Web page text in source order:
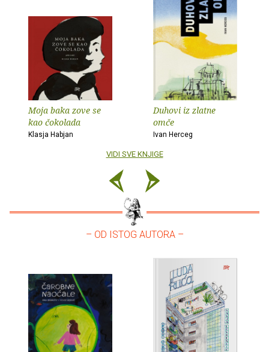
Moja baka zove se
kao čokolada
Klasja Habjan
Duhovi iz zlatne
omče
Ivan Herceg
VIDI SVE KNJIGE
– OD ISTOG AUTORA –